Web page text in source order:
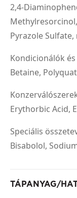
2,4-
Pyrazole
Kondicionálók
Betaine,
Erythorbic Acid,
Speciális
Bisabolol,
TÁPANYAG/